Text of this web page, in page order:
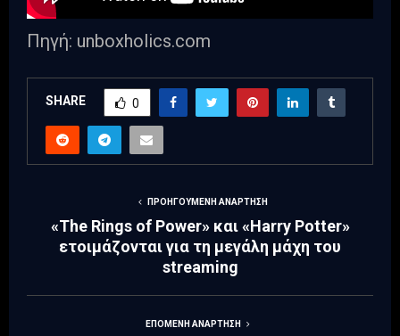
Πηγή: unboxholics.com
SHARE 0
ΠΡΟΗΓΟΎΜΕΝΗ ΑΝΆΡΤΗΣΗ
«The Rings of Power» και «Harry Potter»
ετοιμάζονται για τη μεγάλη μάχη του
streaming
ΕΠΌΜΕΝΗ ΑΝΆΡΤΗΣΗ